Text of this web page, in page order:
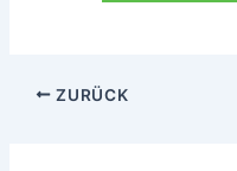
ZURÜCK